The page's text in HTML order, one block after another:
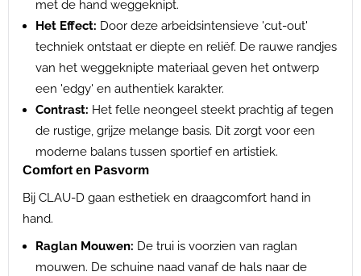
met de hand weggeknipt.
Het Effect: Door deze arbeidsintensieve 'cut-out'
techniek ontstaat er diepte en reliëf. De rauwe randjes
van het weggeknipte materiaal geven het ontwerp
een 'edgy' en authentiek karakter.
Contrast: Het felle neongeel steekt prachtig af tegen
de rustige, grijze melange basis. Dit zorgt voor een
moderne balans tussen sportief en artistiek.
Comfort en Pasvorm
Bij CLAU-D gaan esthetiek en draagcomfort hand in
hand.
Raglan Mouwen: De trui is voorzien van raglan
mouwen. De schuine naad vanaf de hals naar de